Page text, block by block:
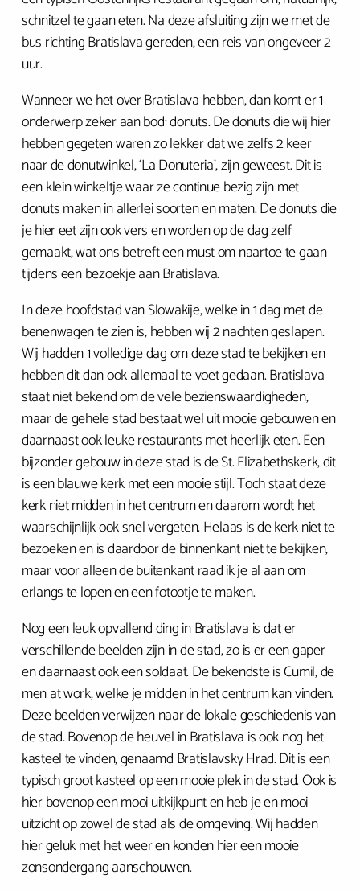
schnitzel te gaan eten. Na deze afsluiting zijn we met de
bus richting Bratislava gereden, een reis van ongeveer 2
uur.
Wanneer we het over Bratislava hebben, dan komt er 1
onderwerp zeker aan bod: donuts. De donuts die wij hier
hebben gegeten waren zo lekker dat we zelfs 2 keer
naar de donutwinkel, ‘La Donuteria’, zijn geweest. Dit is
een klein winkeltje waar ze continue bezig zijn met
donuts maken in allerlei soorten en maten. De donuts die
je hier eet zijn ook vers en worden op de dag zelf
gemaakt, wat ons betreft een must om naartoe te gaan
tijdens een bezoekje aan Bratislava.
In deze hoofdstad van Slowakije, welke in 1 dag met de
benenwagen te zien is, hebben wij 2 nachten geslapen.
Wij hadden 1 volledige dag om deze stad te bekijken en
hebben dit dan ook allemaal te voet gedaan. Bratislava
staat niet bekend om de vele bezienswaardigheden,
maar de gehele stad bestaat wel uit mooie gebouwen en
daarnaast ook leuke restaurants met heerlijk eten. Een
bijzonder gebouw in deze stad is de St. Elizabethskerk, dit
is een blauwe kerk met een mooie stijl. Toch staat deze
kerk niet midden in het centrum en daarom wordt het
waarschijnlijk ook snel vergeten. Helaas is de kerk niet te
bezoeken en is daardoor de binnenkant niet te bekijken,
maar voor alleen de buitenkant raad ik je al aan om
erlangs te lopen en een fotootje te maken.
Nog een leuk opvallend ding in Bratislava is dat er
verschillende beelden zijn in de stad, zo is er een gaper
en daarnaast ook een soldaat. De bekendste is Cumil, de
men at work, welke je midden in het centrum kan vinden.
Deze beelden verwijzen naar de lokale geschiedenis van
de stad. Bovenop de heuvel in Bratislava is ook nog het
kasteel te vinden, genaamd Bratislavsky Hrad. Dit is een
typisch groot kasteel op een mooie plek in de stad. Ook is
hier bovenop een mooi uitkijkpunt en heb je en mooi
uitzicht op zowel de stad als de omgeving. Wij hadden
hier geluk met het weer en konden hier een mooie
zonsondergang aanschouwen.